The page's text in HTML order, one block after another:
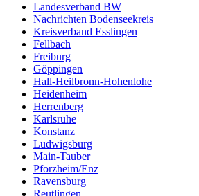
Landesverband BW
Nachrichten Bodenseekreis
Kreisverband Esslingen
Fellbach
Freiburg
Göppingen
Hall-Heilbronn-Hohenlohe
Heidenheim
Herrenberg
Karlsruhe
Konstanz
Ludwigsburg
Main-Tauber
Pforzheim/Enz
Ravensburg